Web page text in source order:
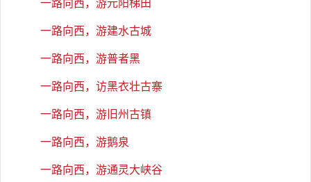
一路向西，游元阳梯田
一路向西，游建水古城
一路向西，游普者黑
一路向西，访黑衣壮古寨
一路向西，游旧州古镇
一路向西，游鹅泉
一路向西，游通灵大峡谷